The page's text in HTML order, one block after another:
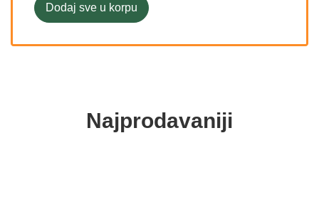
Dodaj sve u korpu
Najprodavaniji